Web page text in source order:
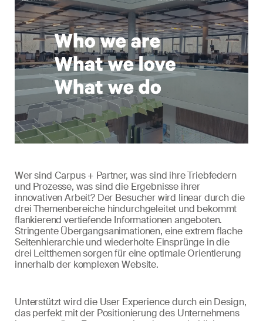
Wer sind Carpus + Partner, was sind ihre Triebfedern
und Prozesse, was sind die Ergebnisse ihrer
innovativen Arbeit? Der Besucher wird linear durch die
drei Themenbereiche hindurchgeleitet und bekommt
flankierend vertiefende Informationen angeboten.
Stringente Übergangsanimationen, eine extrem flache
Seitenhierarchie und wiederholte Einsprünge in die
drei Leitthemen sorgen für eine optimale Orientierung
innerhalb der komplexen Website.
Unterstützt wird die User Experience durch ein Design,
das perfekt mit der Positionierung des Unternehmens